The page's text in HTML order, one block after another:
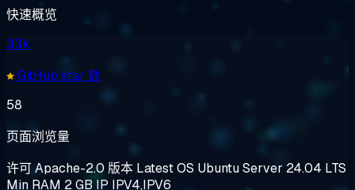
快速概览
33k
GitHub star 数
58
页面浏览量
许可Apache-2.0 版本 LatestOS Ubuntu Server 24.04 LTS
Min RAM 2 GB IP IPV4,IPV6